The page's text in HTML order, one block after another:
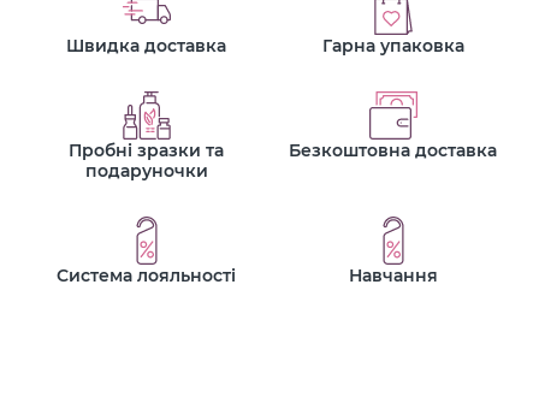
Швидка доставка Гарна упаковка
Пробні зразки та
подаруночки
Безкоштовна доставка
Система лояльності Навчання